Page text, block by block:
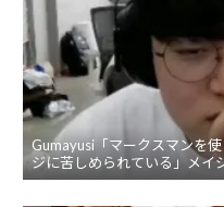
Gumayusi「マークスマンを
ジに苦しめられている」メイ